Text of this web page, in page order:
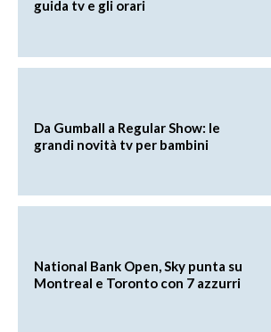
guida tv e gli orari
Da Gumball a Regular Show: le
grandi novità tv per bambini
National Bank Open, Sky punta su
Montreal e Toronto con 7 azzurri